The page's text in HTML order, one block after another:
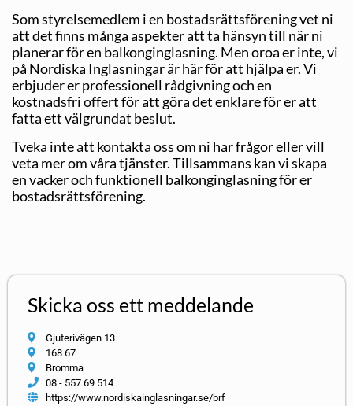
Som styrelsemedlem i en bostadsrättsförening vet ni
att det finns många aspekter att ta hänsyn till när ni
planerar för en balkonginglasning. Men oroa er inte, vi
på Nordiska Inglasningar är här för att hjälpa er. Vi
erbjuder er professionell rådgivning och en
kostnadsfri offert för att göra det enklare för er att
fatta ett välgrundat beslut.
Tveka inte att kontakta oss om ni har frågor eller vill
veta mer om våra tjänster. Tillsammans kan vi skapa
en vacker och funktionell balkonginglasning för er
bostadsrättsförening.
Skicka oss ett meddelande
Gjuterivägen 13
168 67
Bromma
08 - 557 69 514
https://www.nordiskainglasningar.se/brf